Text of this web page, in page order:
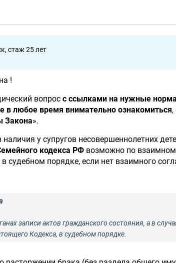
стаж 25 лет
!
вопрос с ссылками на нужные
любое время внимательно ознакомиться,
Закона».
у супругов несовершеннолетних
кодекса РФ возможно по
судебном порядке, если нет взаимного
записи актов гражданского состояния, а в
Кодекса, в судебном порядке.